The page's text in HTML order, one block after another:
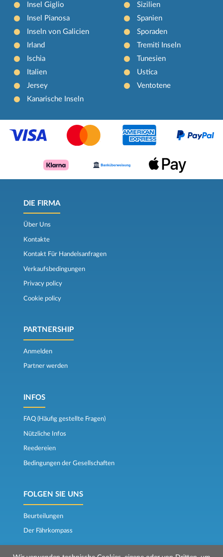
Insel Giglio
Insel Pianosa
Inseln von Galicien
Irland
Ischia
Italien
Jersey
Kanarische Inseln
Sizilien
Spanien
Sporaden
Tremiti Inseln
Tunesien
Ustica
Ventotene
DIE FIRMA
Über Uns
Kontakte
Kontakt Für Handelsanfragen
Verkaufsbedingungen
Privacy policy
Cookie policy
PARTNERSHIP
Anmelden
Partner werden
INFOS
FAQ (Häufig gestellte Fragen)
Nützliche Infos
Reedereien
Bedingungen der Gesellschaften
FOLGEN SIE UNS
Beurteilungen
Der Fährkompass